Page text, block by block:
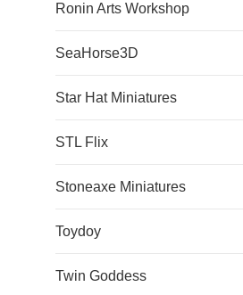
Ronin Arts Workshop
SeaHorse3D
Star Hat Miniatures
STL Flix
Stoneaxe Miniatures
Toydoy
Twin Goddess